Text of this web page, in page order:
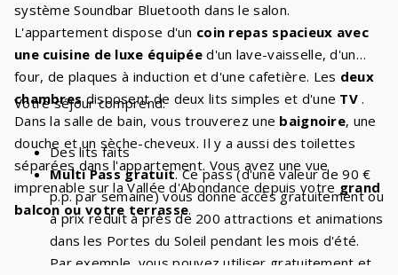
système Soundbar Bluetooth dans le salon.
L'appartement dispose d'un coin repas spacieux avec
une cuisine de luxe équipéed'un lave-vaisselle, d'un
four, de plaques à induction et d'une cafetière. Les deux
chambresdisposent de deux lits simples et d'une TV.
Dans la salle de bain, vous trouverez une baignoire, une
douche et un sèche-cheveux. Il y a aussi des toilettes
séparées dans l'appartement. Vous avez une vue
imprenable sur la Vallée d'Abondance depuis votre grand
balcon ou votre terrasse.
Votre séjour comprend:
Des lits faits
Multi Pass gratuit. Ce pass (d'une valeur de 90 €
p.p. par semaine) vous donne accès gratuitement ou
à prix réduit à près de 200 attractions et animations
dans les Portes du Soleil pendant les mois d'été.
Par exemple, vous pouvez utiliser gratuitement et